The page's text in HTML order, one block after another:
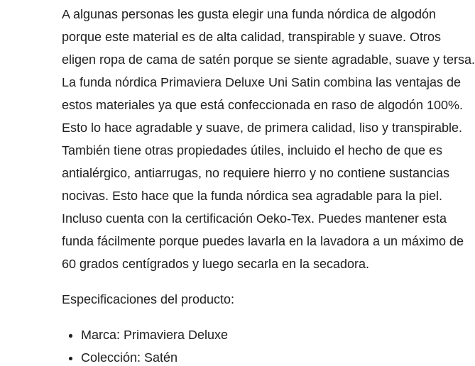
A algunas personas les gusta elegir una funda nórdica de algodón
porque este material es de alta calidad, transpirable y suave. Otros
eligen ropa de cama de satén porque se siente agradable, suave y tersa.
La funda nórdica Primaviera Deluxe Uni Satin combina las ventajas de
estos materiales ya que está confeccionada en raso de algodón 100%.
Esto lo hace agradable y suave, de primera calidad, liso y transpirable.
También tiene otras propiedades útiles, incluido el hecho de que es
antialérgico, antiarrugas, no requiere hierro y no contiene sustancias
nocivas. Esto hace que la funda nórdica sea agradable para la piel.
Incluso cuenta con la certificación Oeko-Tex. Puedes mantener esta
funda fácilmente porque puedes lavarla en la lavadora a un máximo de
60 grados centígrados y luego secarla en la secadora.
Especificaciones del producto:
Marca: Primaviera Deluxe
Colección: Satén